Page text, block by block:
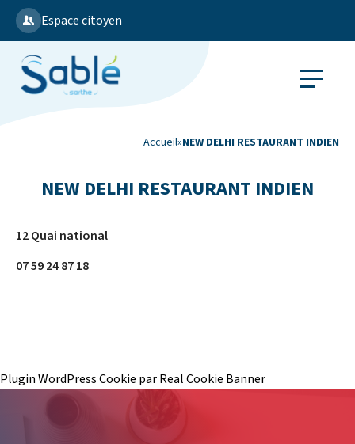
Espace citoyen
Accueil»NEW DELHI RESTAURANT INDIEN
NEW DELHI RESTAURANT INDIEN
12 Quai national
07 59 24 87 18
Plugin WordPress Cookie par Real Cookie Banner